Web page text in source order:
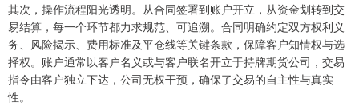
其次，操作流程阳光透明。从合同签署到账户开立，从资金划转到交
易结算，每一个环节都力求规范、可追溯。合同明确约定双方权利义
务、风险揭示、费用标准及平仓线等关键条款，保障客户知情权与选
择权。账户通常以客户名义或与客户联名开立于持牌期货公司，交易
指令由客户独立下达，公司无权干预，确保了交易的自主性与真实
性。